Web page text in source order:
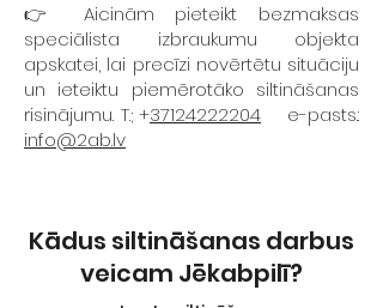
👉 Aicinām pieteikt bezmaksas
speciālista izbraukumu objekta
apskatei, lai precīzi novērtētu situāciju
un ieteiktu piemērotāko siltināšanas
risinājumu. T.; +37124222204 e-pasts.:
info@2ab.lv
Kādus siltināšanas darbus
veicam Jēkabpilī?